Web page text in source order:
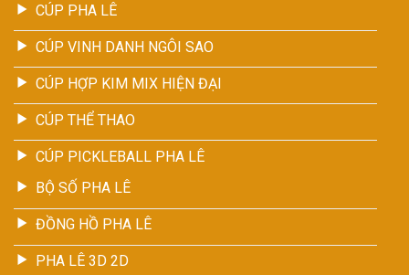
CÚP PHA LÊ
CÚP VINH DANH NGÔI SAO
CÚP HỢP KIM MIX HIỆN ĐẠI
CÚP THỂ THAO
CÚP PICKLEBALL PHA LÊ
BỘ SỐ PHA LÊ
ĐỒNG HỒ PHA LÊ
PHA LÊ 3D 2D